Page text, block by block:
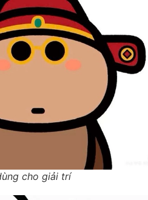
cho giải trí